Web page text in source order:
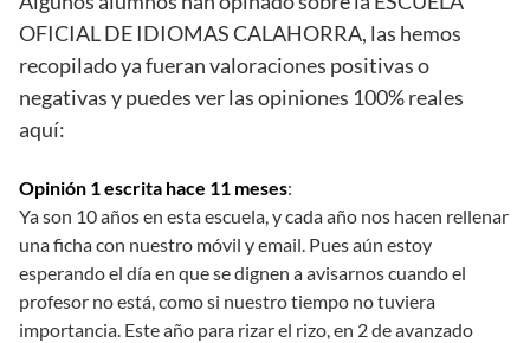
OFICIAL DE IDIOMAS CALAHORRA, las hemos
recopilado ya fueran valoraciones positivas o
negativas y puedes ver las opiniones 100% reales
aquí:
Opinión 1 escrita hace 11 meses:
Ya son 10 años en esta escuela, y cada año nos hacen rellenar
una ficha con nuestro móvil y email. Pues aún estoy
esperando el día en que se dignen a avisarnos cuando el
profesor no está, como si nuestro tiempo no tuviera
importancia. Este año para rizar el rizo, en 2 de avanzado